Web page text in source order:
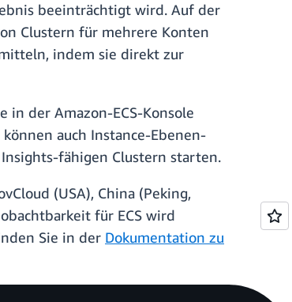
beeinträchtigt wird. Auf der
Clustern für mehrere Konten
indem sie direkt zur
der Amazon-ECS-Konsole
auch Instance-Ebenen-
fähigen Clustern starten.
(USA), China (Peking,
für ECS wird
Sie in der Dokumentation zu